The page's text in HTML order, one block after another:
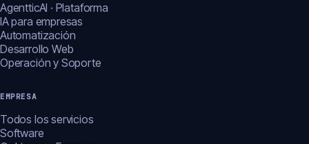
AgentticAI · Plataforma
IA para empresas
Automatización
Desarrollo Web
Operación y Soporte
EMPRESA
Todos los servicios
Software